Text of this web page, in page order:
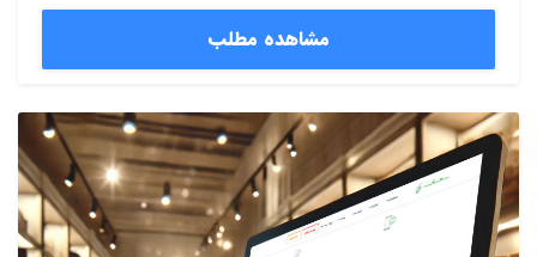
مشاهده مطلب